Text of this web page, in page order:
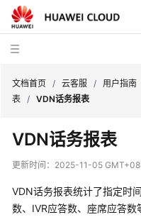
品
介
快
文档首页 / 云客服 / 用户指南
表 / VDN话务报表
VDN话务报表
更新时间： 2025-11-05
VDN话务报表统计了指定时
数、IVR应答数、座席应答数